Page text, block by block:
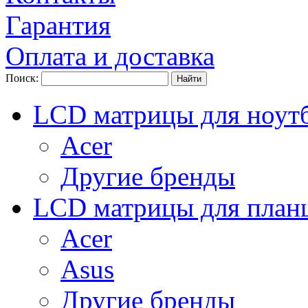
Гарантия
Оплата и доставка
Поиск:
LCD матрицы для
Acer
Другие бренды
LCD матрицы для
Acer
Asus
Другие бренды